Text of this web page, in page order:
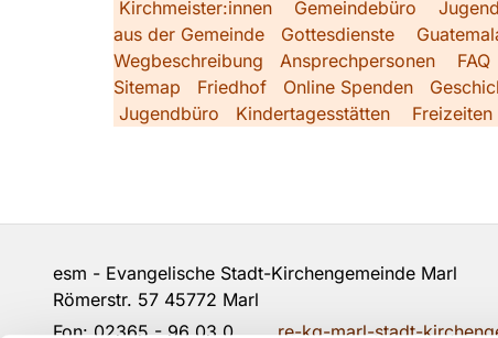
Kirchmeister:innen
Gemeindebüro Jugend
aus der Gemeinde
Gottesdienste
Wegbeschreibung
Ansprechpersonen FAQ
Sitemap
Friedhof Online Spenden
Jugendbüro
Kindertagesstätten Freizeiten
esm - Evangelische Stadt-Kirchengemeinde Marl
Römerstr. 57 45772 Marl
Fon:02365 - 96 03 0 re-kg-marl-stadt-